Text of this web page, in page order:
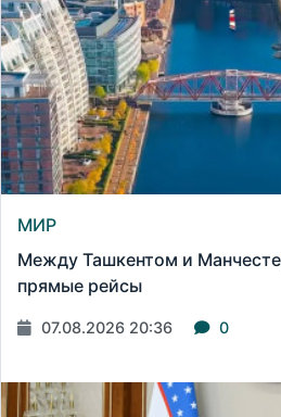
МИР
Между Ташкентом и
прямые рейсы
07.08.2026 20:36 0